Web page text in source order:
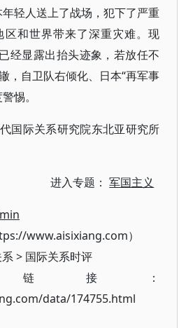
轻人送上了战场，犯下了严重
区和世界带来了深重灾难。现
经显露出抬头迹象，若放任不
，自卫队右倾化、日本“再军事
惕。
国际关系研究院东北亚研究所
进入专题：军国主义
www.aisixiang.com）
> 国际关系时评
接：
data/174755.html